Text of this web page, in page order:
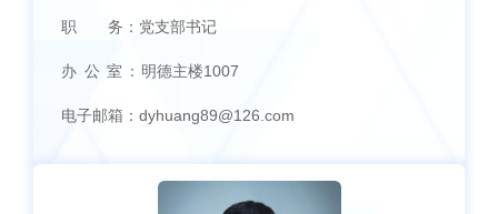
职 务： 党支部书记
办 公 室： 明德主楼1007
电子邮箱： dyhuang89@126.com